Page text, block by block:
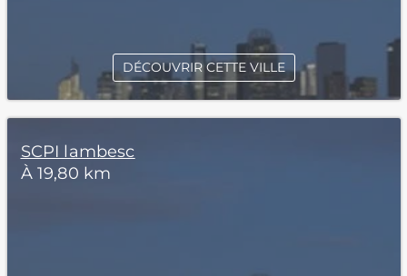
DÉCOUVRIR CETTE VILLE
SCPI lambesc
À 19,80 km